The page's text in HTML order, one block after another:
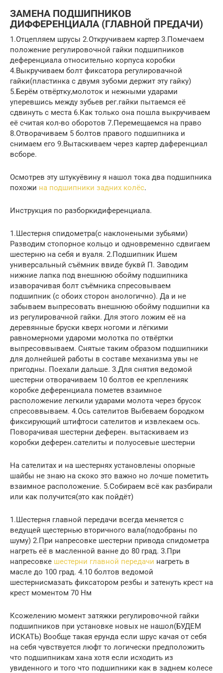
ЗАМЕНА ПОДШИПНИКОВ
ДИФФЕРЕНЦИАЛА (ГЛАВНОЙ ПРЕДАЧИ)
1.Отцепляем шрусы 2.Откручиваем картер 3.Помечаем
положение регулировочной гайки подшипников
деференциала относительно корпуса коробки
4.Выкручиваем болт фиксатора регулировачной
гайки(пластинка с двумя зубоми держит эту гайку)
5.Берём отвёртку,молоток и нежными ударами
уперевшись между зубьев рег.гайки пытаемся её
сдвинуть с места 6.Как только она пошла выкручиваем
её считая кол-во оборотов 7.Перемещаемся на право
8.Отворачиваем 5 болтов правого подшипника и
снимаем его 9.Вытаскиваем через картер даференциал
всборе.
Осмотрев эту штукуёвину я нашол тока два подшипника
похожи на подшипники задних колёс.
Инструкция по разборкидиференциала.
1.Шестерня спидометра(с наклонеными зубьями)
Разводим стопорное кольцо и одновременно сдвигаем
шестерню на себя и вуаля. 2.Подшипник Ишем
универсальный съёмник ввиде буквй П. Заводим
нижние лапка под внешнюю обойму подшипника
изаворачивая болт съёмника спресовываем
подшипник (с обоих сторон анологично). Да и не
забываем выпресовать внешнюю обойму подшипни ка
из регулировачной гайки. Для этого ложим её на
деревянные бруски кверх ногоми и лёгкими
равномерноми удароми молотка по отвёртки
выпресоввываем. Снятые таким образом подшипники
для долнейшей работы в составе механизма увы не
пригодны. Поехали дальше. 3.Для снятия ведомой
шестерни отворачиваем 10 болтов ее крепленияк
коробке деференциала пометев взаимное
расположение легкили ударами молота через брусок
спресоввываем. 4.Ось сателитов Выбеваем бородком
фиксирующий штифтоси сателитов и извлекаем ось.
Поворачивая шестерни деферен. вытаскиваем из
коробки деферен.сателиты и полуосевые шестерни
На сателитах и на шестернях установлены опорные
шайбы не знаю на скоко это важно но лочше пометить
взаимное расположение. 5.Собираем всё как разбирали
или как получится(это как пойдёт)
1.Шестерня главной передачи всегда меняется с
ведущей щестернью вторичного вала(подобраны по
шуму) 2.При напресовке шестерни привода спидометра
нагреть её в масленной ванне до 80 град. 3.При
напресовке шестерни главной передачи нагреть в
масле до 100 град. 4.10 болтов ведомой
шестернисмазать фиксатором резбы и затенуть крест на
крест моментом 70 Нм
Ксожелению момент затяжки регулировочной гайки
подшипников при установке новых не нашол(БУДЕМ
ИСКАТЬ) Вообще такая ерунда если шрус качая от себя
на себя чувствуется люфт то логически предположить
что подшипникам хана хотя если исходить из
увиденного и того что подшипники как в заднем колесе